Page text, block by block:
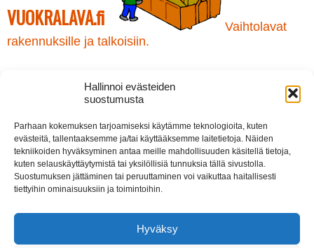
Hallinnoi evästeiden
suostumusta
Parhaan kokemuksen tarjoamiseksi käytämme teknologioita, kuten
evästeitä, tallentaaksemme ja/tai käyttääksemme laitetietoja. Näiden
tekniikoiden hyväksyminen antaa meille mahdollisuuden käsitellä tietoja,
kuten selauskäyttäytymistä tai yksilöllisiä tunnuksia tällä sivustolla.
Suostumuksen jättäminen tai peruuttaminen voi vaikuttaa haitallisesti
tiettyihin ominaisuuksiin ja toimintoihin.
Hyväksy
VUOKRALAVA.fi
Vaihtolavat
rakennuksille ja talkoisiin.
Kuormaajantie 23
40320 JYVÄSKYLÄ
puh. *0207 438 320
rikamat@maansiirtorikamat.fi
* Puhelun hinta 020-alkuisiin numeroihin:
lankapuhelinliittymästä 8,35 snt/puhelu + 7,02 snt/min. (alv 24%),
matkapuhelinliittymästä 8,35 snt/puhelu + 17,17 snt/min (alv 24%):